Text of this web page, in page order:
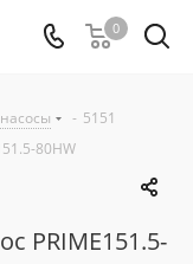
0
- 5151
80HW
PRIME151.5-